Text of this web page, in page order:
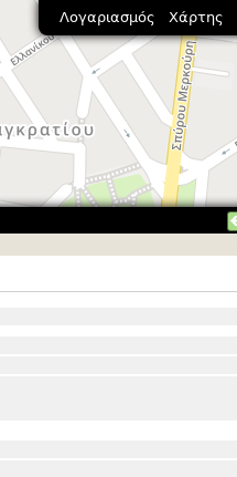
Λογαριασμός Χάρτης